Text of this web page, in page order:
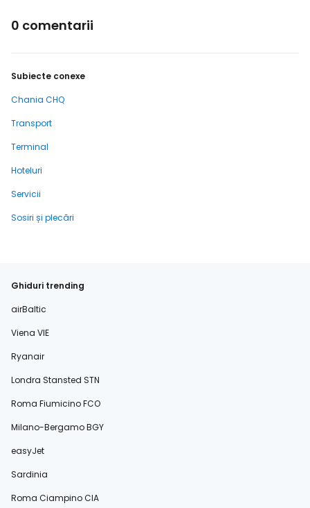
0 comentarii
Subiecte conexe
Chania CHQ
Transport
Terminal
Hoteluri
Servicii
Sosiri și plecări
Ghiduri trending
airBaltic
Viena VIE
Ryanair
Londra Stansted STN
Roma Fiumicino FCO
Milano-Bergamo BGY
easyJet
Sardinia
Roma Ciampino CIA